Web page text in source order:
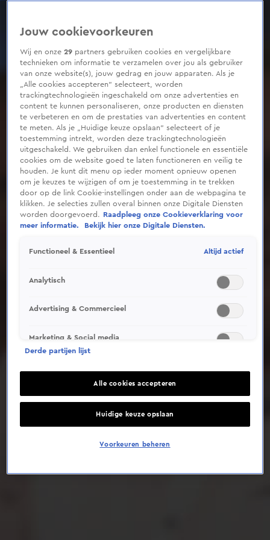
0
Deze video is niet beschikbaar op je huidige locatie
Jouw cookievoorkeuren
Wij en onze29 partners gebruiken cookies en vergelijkbare
technieken om informatie te verzamelen over jou als gebruiker
van onze website(s), jouw gedrag en jouw apparaten. Als je
„Alle cookies accepteren” selecteert, worden
trackingtechnologieën ingeschakeld om onze advertenties en
content te kunnen personaliseren, onze producten en diensten
te verbeteren en om de prestaties van advertenties en content
te meten. Als je „Huidige keuze opslaan” selecteert of je
toestemming intrekt, worden deze trackingtechnologieën
uitgeschakeld. We gebruiken dan enkel functionele en essentiële
cookies om de website goed te laten functioneren en veilig te
houden. Je kunt dit menu op ieder moment opnieuw openen
om je keuzes te wijzigen of om je toestemming in te trekken
door op de link Cookie-instellingen onder aan de webpagina te
klikken. Je selecties zullen overal binnen onze Digitale Diensten
worden doorgevoerd.
Raadpleeg onze Cookieverklaring voor
meer informatie.
Bekijk hier onze Digitale Diensten.
Functioneel & Essentieel Altijd actief
Analytisch
Advertising & Commercieel
Marketing & Social media
Derde partijen lijst
Alle cookies accepteren
Huidige keuze opslaan
Voorkeuren beheren